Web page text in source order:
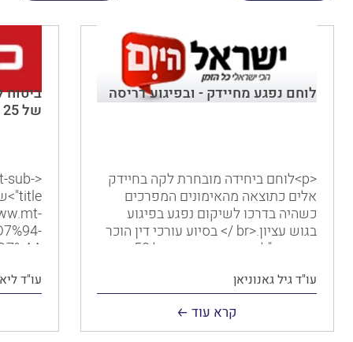
לוחם נפגע מחיידק - ובפיגוע דריסה
<p>לוחם ביחידה מובחרת לקה בחיידק
אלים כתוצאה מהאימונים המפרכים
כשהיה בדרכו לשיקום נפגע בפיגוע
בגוש עציון.<br /> בסיוע עורכי דין הוכר
עו"ד גיל גאנוניאן
קרא עוד
ביטוח
של 25 מיליון שקל מנכים
sub-
נגבו
מהשכר
נפגעו
עו"ד